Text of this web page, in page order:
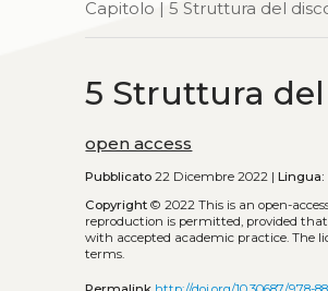
Capitolo | 5 Struttura del
5 Struttura
open access
Pubblicato 22 Dicembre 2022 |Lingua:
Copyright © 2022This is an open-
reproduction is permitted, provided
with accepted academic practice. The
terms.